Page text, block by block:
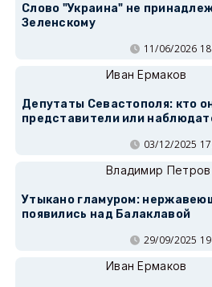
Слово "Украина" не
Зеленскому
11/06/2026
Иван Ермаков
Депутаты Севастополя: кто
представители или
03/12/2025
Владимир Петров
Утыкано гламуром:
появились над Балаклавой
29/09/2025
Иван Ермаков